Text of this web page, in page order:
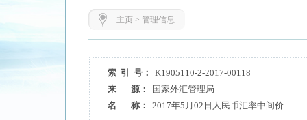
主页> 管理信息
索 引 号：
K1905110-2-2017-00118
来 源：
国家外汇管理局
名 称：
2017年5月02日人民币汇率中间价